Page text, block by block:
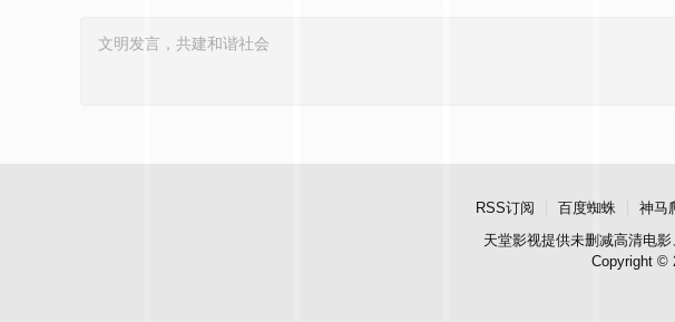
RSS订阅 百度蜘蛛 神马
天堂影视提供未删减高清电
Copyright ©